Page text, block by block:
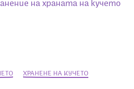
ХРАНЕНЕ НА КУЧЕТО